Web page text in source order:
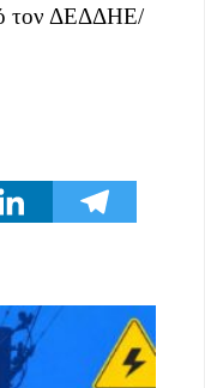
τον ΔΕΔΔΗΕ/